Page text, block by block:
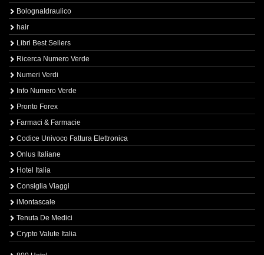
BolognaIdraulico
hair
Libri Best Sellers
Ricerca Numero Verde
Numeri Verdi
Info Numero Verde
Pronto Forex
Farmaci & Farmacie
Codice Univoco Fattura Elettronica
Onlus Italiane
Hotel Italia
Consiglia Viaggi
iMontascale
Tenuta De Medici
Crypto Valute Italia